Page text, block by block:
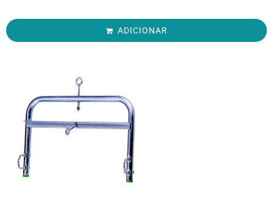
ADICIONAR